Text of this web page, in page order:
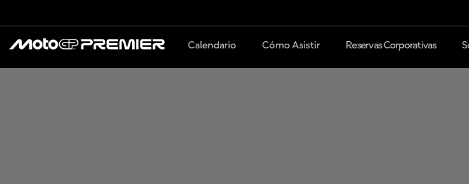
Calendario Cómo Asistir Reservas Corporativas